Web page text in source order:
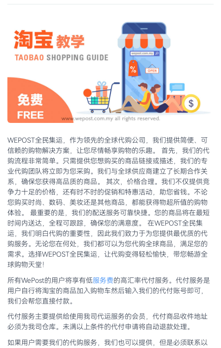
WEPOST全民集运，作为领先的全球代购公司，我们提供简便、可
信赖的购物解决方案，让您尽情畅享购物的乐趣。 首先，我们的代
购流程非常简单。只需提供您想购买的商品链接或描述，我们的专
业代购团队将立即为您采购。我们与全球供应商建立了长期合作关
系，确保您获得高品质的商品。 其次，价格合理。我们不仅提供竞
争力十足的价格，还有时不时的促销和特惠活动，助您省钱。不论
您购买时尚、数码、美妆还是其他商品，都能获得物超所值的购物
体验。 最重要的是，我们的配送服务可靠快捷。您的商品将在最短
时间内送达，全程可跟踪，确保您的满意度。 在WEPOST全民集
运，我们明白代购的重要性，因此我们致力于为您提供最优质的代
购服务。无论您在何处，我们都可以为您代购全球商品，满足您的
需求。选择WEPOST全民集运，让代购变得轻松愉快，带您畅游全
球购物天堂！
所有WePost的用户将享有低服务费的高汇率代付服务。代付服务是
用户自行将淘宝的商品加入购物车然后输入我们的代付账号即可，
我们会帮您直接付款。
代付服务主要提供给使用我司代运服务的会员，代付商品收件地址
必须为我司仓库。未满以上条件的代付申请将自动退款处理。
如果用户需要我们的代购服务，我们也可以提供，但是必须联系以